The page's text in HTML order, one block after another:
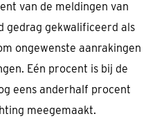
van de meldingen van
gedrag gekwalificeerd als
ongewenste aanrakingen
Eén procent is bij de
eens anderhalf procent
meegemaakt.